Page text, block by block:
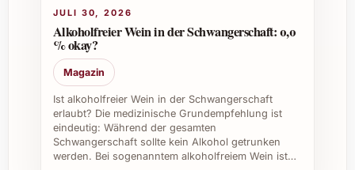
Firmenevents:
Wertschätzung gegenüber
Mitarbeitenden und Partnern durch ein
hochwertiges Präsent.
JULI 30, 2026
Alkoholfreier Wein in der Schwangerschaft: 0,0
% okay?
Magazin
Ist alkoholfreier Wein in der Schwangerschaft
erlaubt? Die medizinische Grundempfehlung ist
eindeutig: Während der gesamten
Schwangerschaft sollte kein Alkohol getrunken
werden. Bei sogenanntem alkoholfreiem Wein ist…